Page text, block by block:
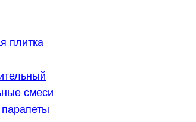
плитка
смеси